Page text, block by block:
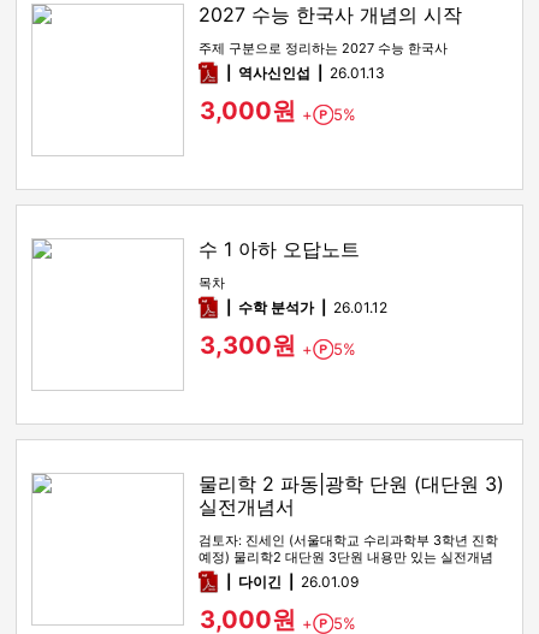
2027 수능 한국사 개념의 시작
주제 구분으로 정리하는 2027 수능 한국사
pdf역사신인섭 26.01.13
3,000원 + Point
5%
수 1 아하 오답노트
목차
pdf수학 분석가 26.01.12
3,300원 + Point
5%
물리학 2 파동|광학 단원 (대단원 3)
실전개념서
검토자: 진세인 (서울대학교 수리과학부 3학년 진학
예정) 물리학2 대단원 3단원 내용만 있는 실전개념
전자책입니다. 기본개…
pdf다이긴 26.01.09
3,000원 + Point
5%